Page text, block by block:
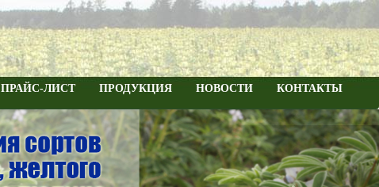
ПРАЙС-ЛИСТ ПРОДУКЦИЯ НОВОСТИ КОНТАКТЫ
Next